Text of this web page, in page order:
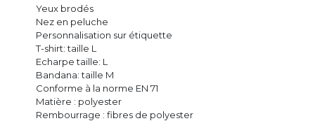
Yeux brodés
Nez en peluche
Personnalisation sur étiquette
T-shirt: taille L
Echarpe taille: L
Bandana: taille M
Conforme à la norme EN 71
Matière : polyester
Rembourrage : fibres de polyester